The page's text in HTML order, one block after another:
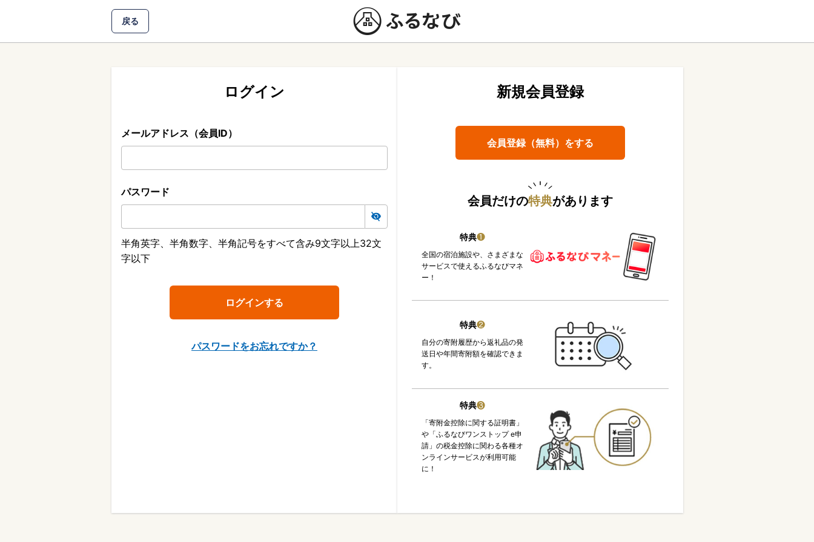
戻る
ログイン
メールアドレス（会員ID）
パスワード
半角英字、半角数字、半角記号をすべて含み9文字以上32文
字以下
パスワードをお忘れですか？
新規会員登録
会員登録（無料）をする
会員だけの特典があります
特典❶
全国の宿泊施設や、さまざまな
サービスで使えるふるなびマネ
ー！
特典❷
自分の寄附履歴から返礼品の発
送日や年間寄附額を確認できま
す。
特典❸
「寄附金控除に関する証明書」
や「ふるなびワンストップ e申
請」の税金控除に関わる各種オ
ンラインサービスが利用可能
に！